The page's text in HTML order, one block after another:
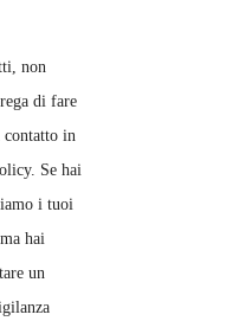
non
di fare
in
Se hai
i tuoi
hai
un